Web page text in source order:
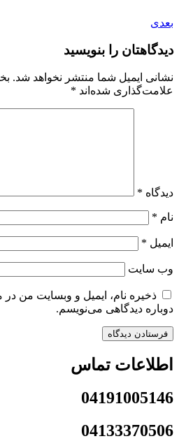
بعدی
دیدگاهتان را بنویسید
نشانی ایمیل شما منتشر نخواهد شد.
علامت‌گذاری شده‌اند *
دیدگاه *
نام *
ایمیل *
وب‌ سایت
ذخیره نام، ایمیل و وبسایت من
دوباره دیدگاهی می‌نویسم.
اطلاعات تماس
04191005146
04133370506